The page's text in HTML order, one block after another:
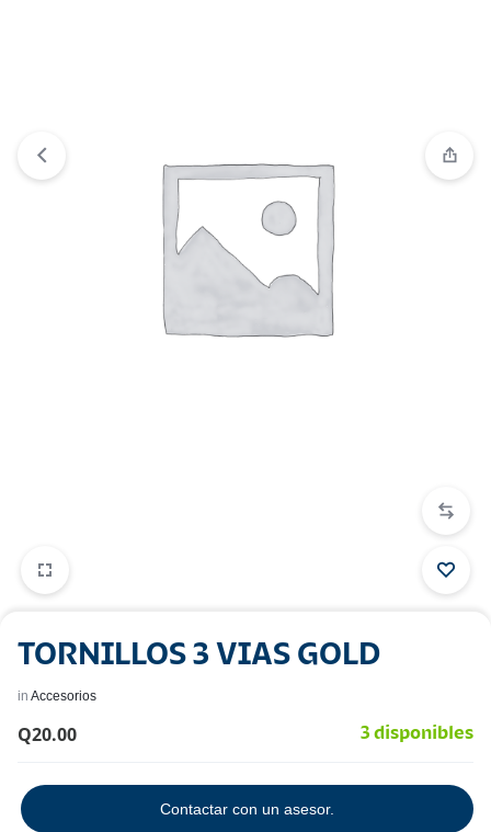
TORNILLOS 3 VIAS GOLD
in Accesorios
Q20.00 3 disponibles
Contactar con un asesor.